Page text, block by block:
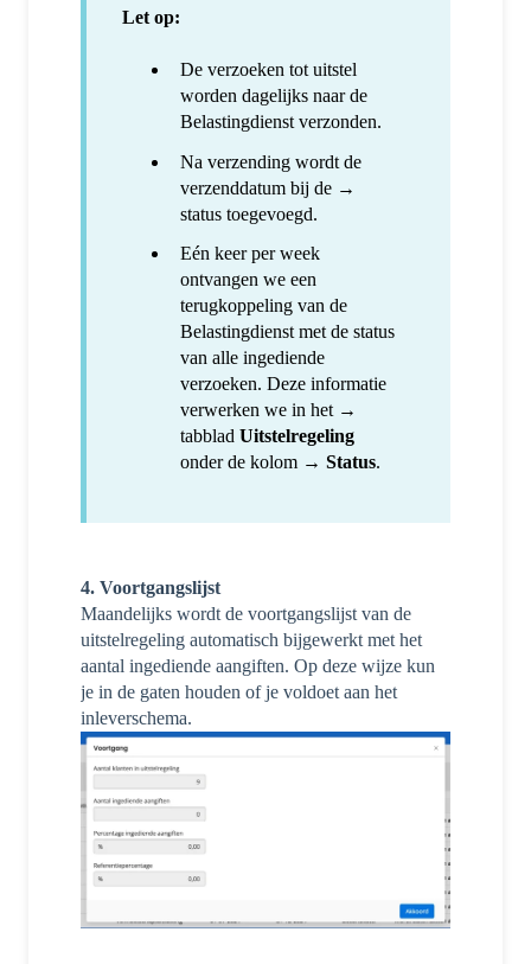
Let op:
De verzoeken tot uitstel
worden dagelijks naar de
Belastingdienst verzonden.
Na verzending wordt de
verzenddatum bij de →
status toegevoegd.
Eén keer per week
ontvangen we een
terugkoppeling van de
Belastingdienst met de status
van alle ingediende
verzoeken. Deze informatie
verwerken we in het →
tabblad Uitstelregeling
onder de kolom → Status.
4. Voortgangslijst
Maandelijks wordt de voortgangslijst van de
uitstelregeling automatisch bijgewerkt met het
aantal ingediende aangiften. Op deze wijze kun
je in de gaten houden of je voldoet aan het
inleverschema.